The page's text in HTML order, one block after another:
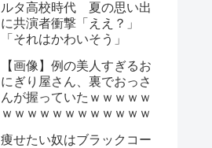
ルタ高校時代 夏の思い出
に共演者衝撃「ええ？」
「それはかわいそう」
【画像】例の美人すぎるお
にぎり屋さん、裏でおっさ
んが握っていたｗｗｗｗｗ
ｗｗｗｗｗｗｗｗｗｗｗｗ
痩せたい奴はブラックコー